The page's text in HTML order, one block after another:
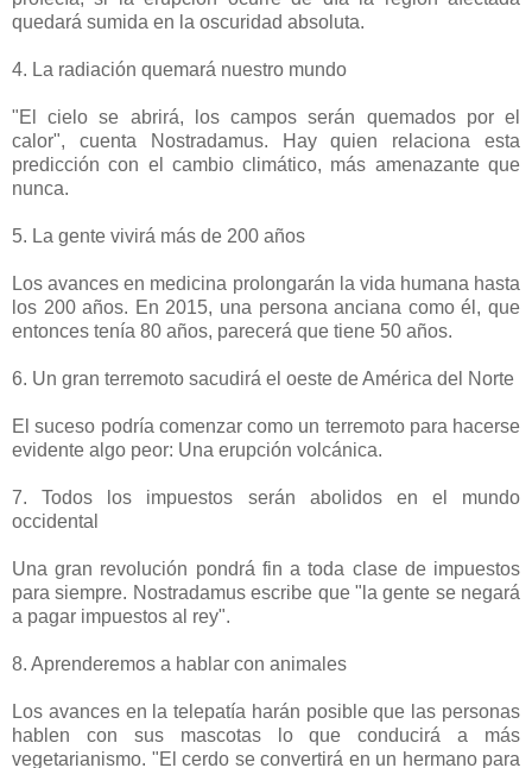
quedará sumida en la oscuridad absoluta.
4. La radiación quemará nuestro mundo
"El cielo se abrirá, los campos serán quemados por el
calor", cuenta Nostradamus. Hay quien relaciona esta
predicción con el cambio climático, más amenazante que
nunca.
5. La gente vivirá más de 200 años
Los avances en medicina prolongarán la vida humana hasta
los 200 años. En 2015, una persona anciana como él, que
entonces tenía 80 años, parecerá que tiene 50 años.
6. Un gran terremoto sacudirá el oeste de América del Norte
El suceso podría comenzar como un terremoto para hacerse
evidente algo peor: Una erupción volcánica.
7. Todos los impuestos serán abolidos en el mundo
occidental
Una gran revolución pondrá fin a toda clase de impuestos
para siempre. Nostradamus escribe que "la gente se negará
a pagar impuestos al rey".
8. Aprenderemos a hablar con animales
Los avances en la telepatía harán posible que las personas
hablen con sus mascotas lo que conducirá a más
vegetarianismo. "El cerdo se convertirá en un hermano para